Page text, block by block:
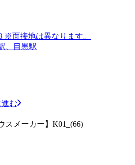
※面接地は異なります。
、目黒駅
む
スメーカー】K01_(66)